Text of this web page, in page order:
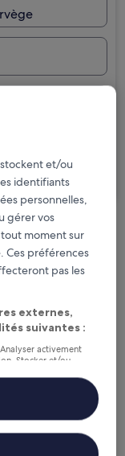
en cas de
chaque
membres
et/ou
identifiants
personnelles,
gérer vos
moment sur
Ces préférences
pas les
externes,
suivantes :
activement
Stocker et/ou
et du contenu,